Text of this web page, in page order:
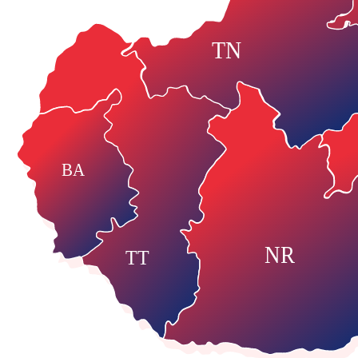
TT NR
TN
BA